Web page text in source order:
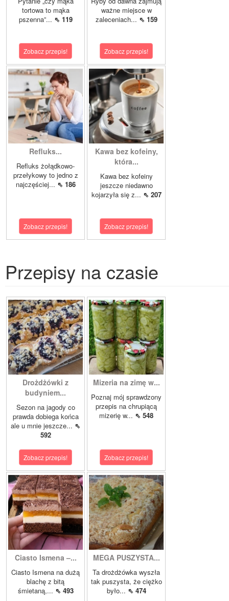
tortowa to mąka
pszenna”... ⇖ 119
Zobacz przepis!
ważne miejsce w
zaleceniach... ⇖ 159
Zobacz przepis!
Refluks...
Refluks żołądkowo-
przełykowy to jedno z
najczęściej... ⇖ 186
Zobacz przepis!
Kawa bez kofeiny,
która...
Kawa bez kofeiny
jeszcze niedawno
kojarzyła się z... ⇖ 207
Zobacz przepis!
Przepisy na czasie
Drożdżówki z
budyniem...
Sezon na jagody co
prawda dobiega końca
ale u mnie jeszcze... ⇖
592
Zobacz przepis!
Mizeria na zimę w...
Poznaj mój sprawdzony
przepis na chrupiącą
mizerię w... ⇖ 548
Zobacz przepis!
Ciasto Ismena –...
Ciasto Ismena na dużą
blachę z bitą
śmietaną,... ⇖ 493
MEGA PUSZYSTA...
Ta drożdżówka wyszła
tak puszysta, że ciężko
było... ⇖ 474